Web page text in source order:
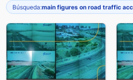
Búsqueda:main figures on road traffic